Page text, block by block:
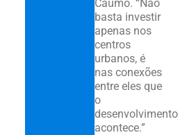
Caumo. “Não
basta investir
apenas nos
centros
urbanos, é
nas conexões
entre eles que
o
desenvolvimento
acontece.”